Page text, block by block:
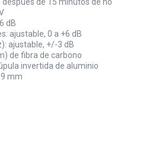
dB
ajustable, 0 a +6 dB
ajustable, +/-3 dB
de fibra de carbono
invertida de aluminio
mm